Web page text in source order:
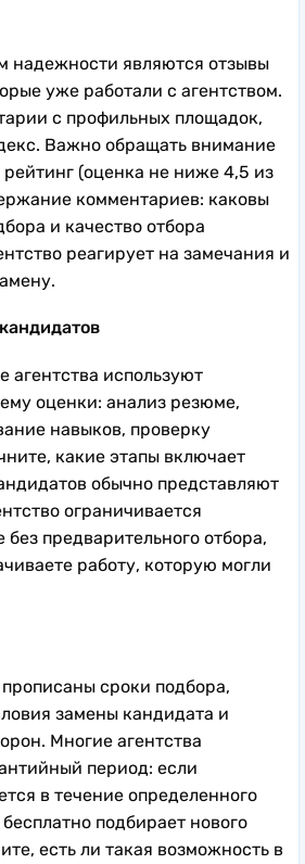
надежности являются отзывы
уже работали с агентством.
с профильных площадок,
Важно обращать внимание
(оценка не ниже 4,5 из
комментариев: каковы
и качество отбора
реагирует на замечания и
используют
оценки: анализ резюме,
навыков, проверку
какие этапы включает
обычно представляют
ограничивается
предварительного отбора,
работу, которую могли
сроки подбора,
замены кандидата и
Многие агентства
период: если
в течение определенного
подбирает нового
есть ли такая возможность в